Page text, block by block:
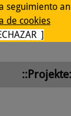
seguimiento
de cookies
]